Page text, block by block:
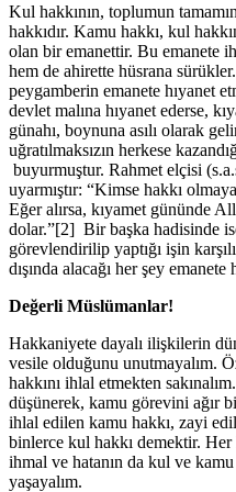
Kul hakkının, toplumun
hakkıdır. Kamu hakkı, kul
olan bir emanettir. Bu emanete
hem de ahirette hüsrana
peygamberin emanete hıyanet
devlet malına hıyanet ederse,
günahı, boynuna asılı olarak
uğratılmaksızın herkese
buyurmuştur. Rahmet elçisi
uyarmıştır: “Kimse hakkı
Eğer alırsa, kıyamet gününde
dolar.”[2] Bir başka hadisinde
görevlendirilip yaptığı işin
dışında alacağı her şey emanete
Değerli Müslümanlar!
Hakkaniyete dayalı ilişkilerin
vesile olduğunu unutmayalım.
hakkını ihlal etmekten
düşünerek, kamu görevini ağır
ihlal edilen kamu hakkı, zayi
binlerce kul hakkı demektir. Her
ihmal ve hatanın da kul ve
yaşayalım.